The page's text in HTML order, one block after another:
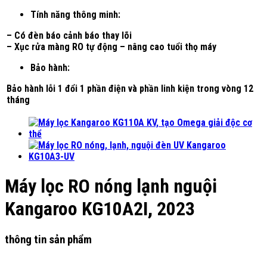
Tính năng thông minh:
– Có đèn báo cảnh báo thay lõi
– Xục rửa màng RO tự động – nâng cao tuổi thọ máy
Bảo hành:
Bảo hành lỗi 1 đổi 1 phần điện và phần linh kiện trong vòng 12
tháng
Máy lọc RO nóng lạnh nguội
Kangaroo KG10A2I, 2023
thông tin sản phẩm